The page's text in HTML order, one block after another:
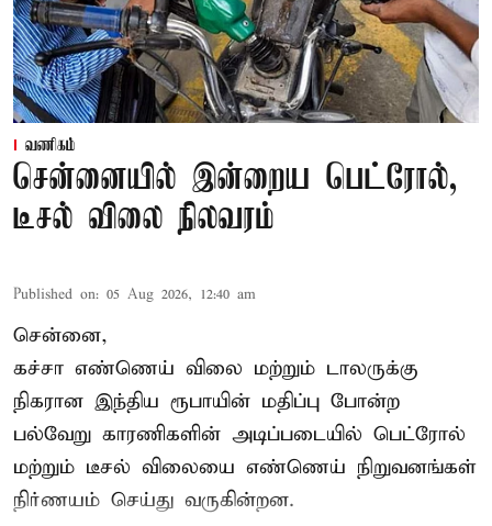
வணிகம்
சென்னையில் இன்றைய பெட்ரோல்,
டீசல் விலை நிலவரம்
Published on: 05 Aug 2026, 12:40 am
சென்னை,
கச்சா எண்ணெய் விலை மற்றும் டாலருக்கு
நிகரான இந்திய ரூபாயின் மதிப்பு போன்ற
பல்வேறு காரணிகளின் அடிப்படையில் பெட்ரோல்
மற்றும் டீசல் விலையை எண்ணெய் நிறுவனங்கள்
நிர்ணயம் செய்து வருகின்றன.